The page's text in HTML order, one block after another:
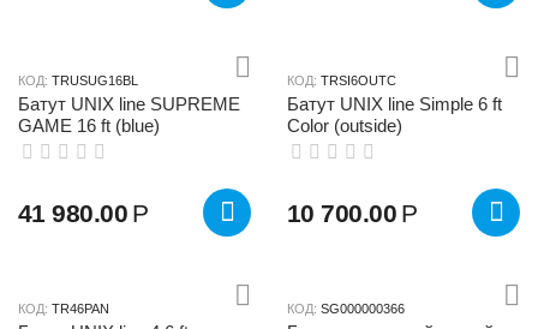
КОД: TRUSUG16BL
Батут UNIX line SUPREME
GAME 16 ft (blue)
41 980.00 Р
КОД: TRSI6OUTC
Батут UNIX line Simple 6 ft
Color (outside)
10 700.00 Р
КОД: TR46PAN КОД: SG000000366